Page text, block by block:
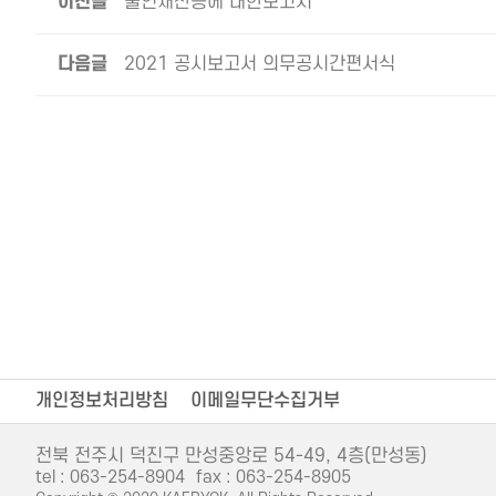
다음글 2021 공시보고서 의무공시간편서식
개인정보처리방침 이메일무단수집거부
전북 전주시 덕진구 만성중앙로 54-49, 4층(만성동)
tel : 063-254-8904 fax : 063-254-8905